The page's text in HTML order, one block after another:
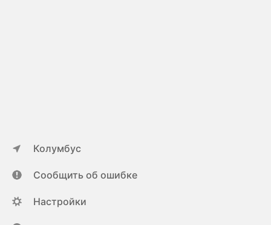
Колумбус
Сообщить об ошибке
Настройки